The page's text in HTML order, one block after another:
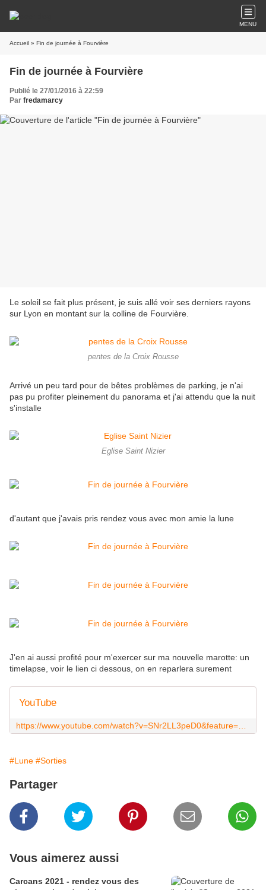
MENU
Accueil » Fin de journée à Fourvière
Fin de journée à Fourvière
Publié le 27/01/2016 à 22:59
Par fredamarcy
Le soleil se fait plus présent, je suis allé voir ses derniers rayons
sur Lyon en montant sur la colline de Fourvière.
pentes de la Croix Rousse
Arrivé un peu tard pour de bêtes problèmes de parking, je n'ai
pas pu profiter pleinement du panorama et j'ai attendu que la nuit
s'installe
Eglise Saint Nizier
d'autant que j'avais pris rendez vous avec mon amie la lune
J'en ai aussi profité pour m'exercer sur ma nouvelle marotte: un
timelapse, voir le lien ci dessous, on en reparlera surement
YouTube
#Lune #Sorties
Partager
Vous aimerez aussi
Carcans 2021 - rendez vous des